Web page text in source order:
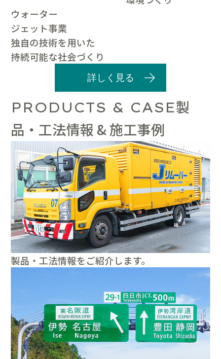
ウォーター
ジェット事業
独自の技術を用いた
持続可能な社会づくり
詳しく見る
PRODUCTS & CASE製
品・工法情報 & 施工事例
製品・工法情報をご紹介します。